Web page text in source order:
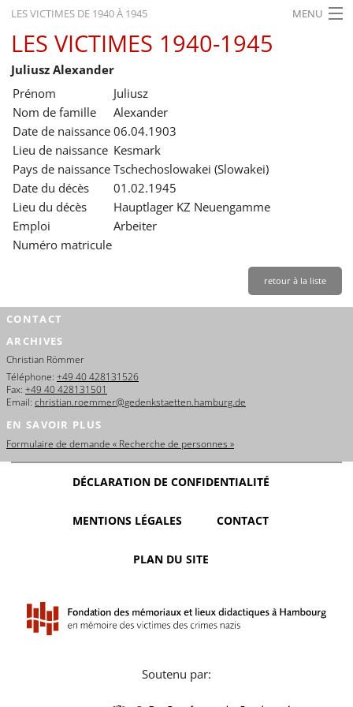
LES VICTIMES DE 1940 À 1945 MENU
ACCUEIL
ACTUALITÉS
EXPOSITIONS
HISTORIQUE
FORMATION
RECHERCHE
SERVICE
LES VICTIMES 1940-1945
Juliusz Alexander
Prénom
Juliusz
Nom de famille
Alexander
Date de naissance 06.04.1903
Lieu de naissance Kesmark
Pays de naissance Tschechoslowakei (Slowakei)
Date du décès
01.02.1945
Lieu du décès
Hauptlager KZ Neuengamme
Emploi
Arbeiter
Numéro matricule
retour à la liste
CONTACT
ARCHIVES
Christian Römmer
Téléphone: +49 40 428131526
Fax: +49 40 428131501
Email: christian.roemmer@gedenkstaetten.hamburg.de
EN SAVOIR PLUS
Formulaire de demande « Recherche de personnes »
DÉCLARATION DE CONFIDENTIALITÉ
MENTIONS LÉGALES CONTACT
PLAN DU SITE
Soutenu par: